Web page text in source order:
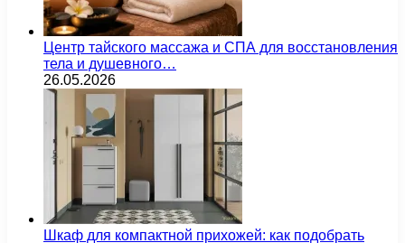
Центр тайского массажа и СПА для восстановления
тела и душевного…
26.05.2026
Шкаф для компактной прихожей: как подобрать